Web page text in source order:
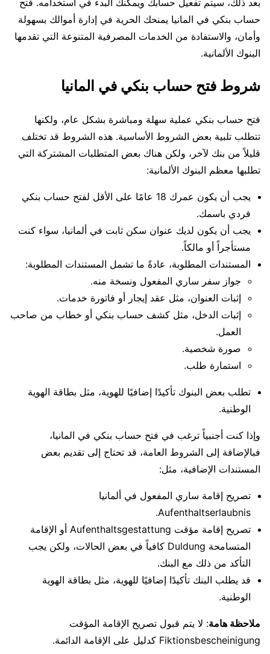
بعد ذلك، سيتم تفعيل حسابك ويمكنك البدء في استخدامه. فتح
حساب بنكي في المانيا يمنحك الحرية في إدارة أموالك بسهولة
وأمان، والاستفادة من الخدمات المصرفية المتنوعة التي تقدمها
البنوك الألمانية.
شروط فتح حساب بنكي في المانيا
فتح حساب بنكي عملية سهلة ومباشرة بشكل عام، ولكنها
تتطلب تلبية بعض الشروط الأساسية. هذه الشروط قد تختلف
قليلاً من بنك لآخر، ولكن هناك بعض المتطلبات المشتركة التي
تطلبها معظم البنوك الألمانية:
يجب أن يكون عمرك 18 عامًا على الأقل لفتح حساب بنكي
فردي باسمك.
يجب أن يكون لديك عنوان سكن ثابت في ألمانيا، سواء كنت
مستأجراً أو مالكاً.
المستندات المطلوبة، عادةً ما تشمل المستندات المطلوبة:
جواز سفر ساري المفعول ونسخة منه.
إثبات العنوان، مثل عقد إيجار أو فاتورة خدمات.
إثبات الدخل، مثل كشف حساب بنكي أو خطاب من صاحب
العمل.
صورة شخصية.
استمارة طلب.
تطلب بعض البنوك تأكيدًا إضافيًا للهوية، مثل بطاقة الهوية
الوطنية.
وإذا كنت أجنبياً ترغب في فتح حساب بنكي في المانيا،
فبالإضافة إلى الشروط العامة، قد تحتاج إلى تقديم بعض
المستندات الإضافية، مثل:
تصريح إقامة ساري المفعول في ألمانيا
Aufenthaltserlaubnis.
تصريح إقامة مؤقت Aufenthaltsgestattung أو الإقامة
المتسامحة Duldung كافياً في بعض الحالات، ولكن يجب
التأكد من ذلك مع البنك.
قد يطلب البنك تأكيدًا إضافيًا للهوية، مثل بطاقة الهوية
الوطنية.
ملاحظة هامة: لا يتم قبول تصريح الإقامة المؤقت
Fiktionsbescheinigung كدليل على الإقامة الدائمة.